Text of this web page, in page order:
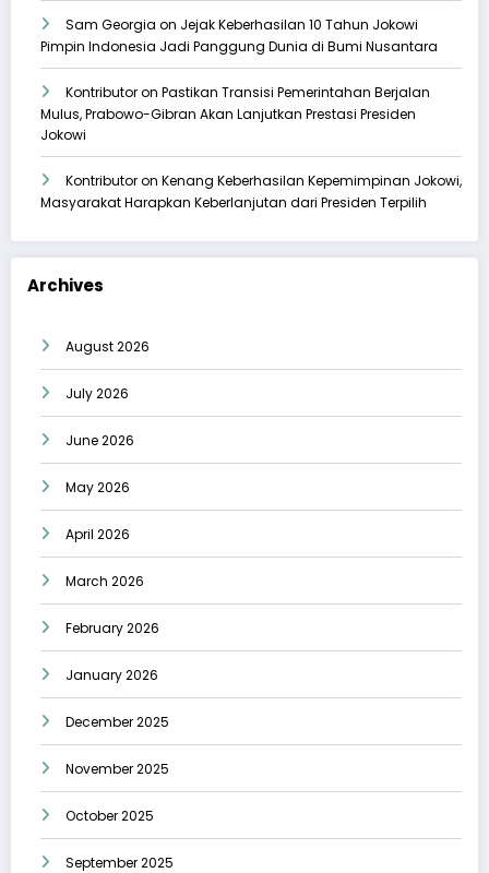
Sam Georgia on Jejak Keberhasilan 10 Tahun Jokowi
Pimpin Indonesia Jadi Panggung Dunia di Bumi Nusantara
Kontributoron Pastikan Transisi Pemerintahan Berjalan
Mulus, Prabowo-Gibran Akan Lanjutkan Prestasi Presiden
Jokowi
Kontributoron Kenang Keberhasilan Kepemimpinan Jokowi,
Masyarakat Harapkan Keberlanjutan dari Presiden Terpilih
Archives
August 2026
July 2026
June 2026
May 2026
April 2026
March 2026
February 2026
January 2026
December 2025
November 2025
October 2025
September 2025